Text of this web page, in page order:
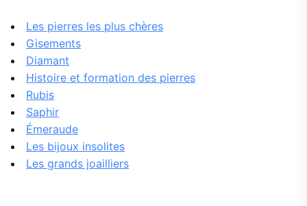
Les pierres les plus chères
Gisements
Diamant
Histoire et formation des pierres
Rubis
Saphir
Émeraude
Les bijoux insolites
Les grands joailliers